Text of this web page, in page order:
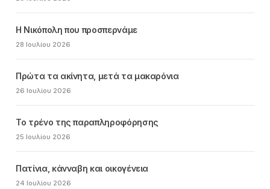
Η Νικόπολη που προσπερνάμε
28 Ιουλίου 2026
Πρώτα τα ακίνητα, μετά τα μακαρόνια
26 Ιουλίου 2026
Το τρένο της παραπληροφόρησης
25 Ιουλίου 2026
Πατίνια, κάνναβη και οικογένεια
24 Ιουλίου 2026